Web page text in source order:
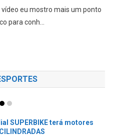
vídeo eu mostro mais um ponto
para conh...
SUPERBIKE terá motores